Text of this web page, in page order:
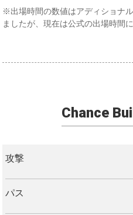
※出場時間の数値はアディショナ
ましたが、現在は公式の出場時間
Chance
攻撃
パス